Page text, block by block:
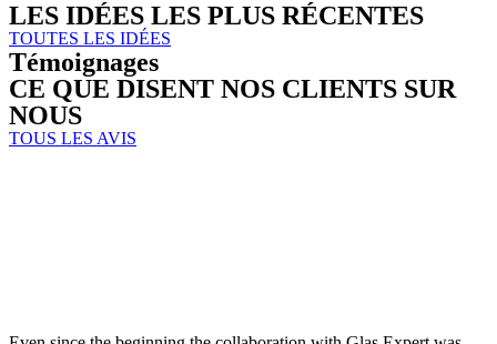
LES IDÉES LES PLUS RÉCENTES
TOUTES LES IDÉES
Témoignages
CE QUE DISENT NOS CLIENTS SUR
NOUS
TOUS LES AVIS